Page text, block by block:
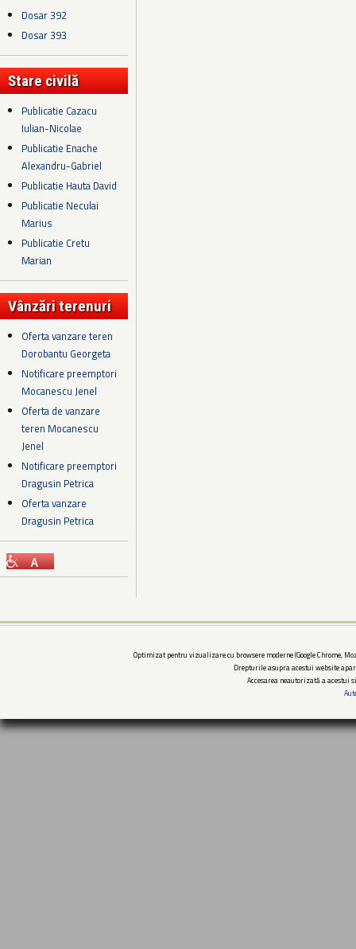
Dosar 392
Dosar 393
Stare civilă
Publicatie Cazacu
Iulian-Nicolae
Publicatie Enache
Alexandru-Gabriel
Publicatie Hauta David
Publicatie Neculai
Marius
Publicatie Cretu
Marian
Vânzări terenuri
Oferta vanzare teren
Dorobantu Georgeta
Notificare preemptori
Mocanescu Jenel
Oferta de vanzare
teren Mocanescu
Jenel
Notificare preemptori
Dragusin Petrica
Oferta vanzare
Dragusin Petrica
Optimizat pentru vizualizare cu browsere moderne (Google Chrome,
Drepturile asupra acestui website
Accesarea neautorizată a acestui